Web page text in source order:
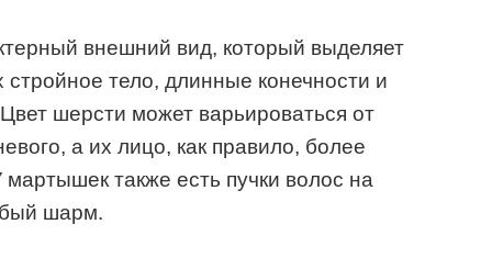
внешний вид, который выделяет
тело, длинные конечности и
шерсти может варьироваться от
а их лицо, как правило, более
мартышек также есть пучки волос на
шарм.